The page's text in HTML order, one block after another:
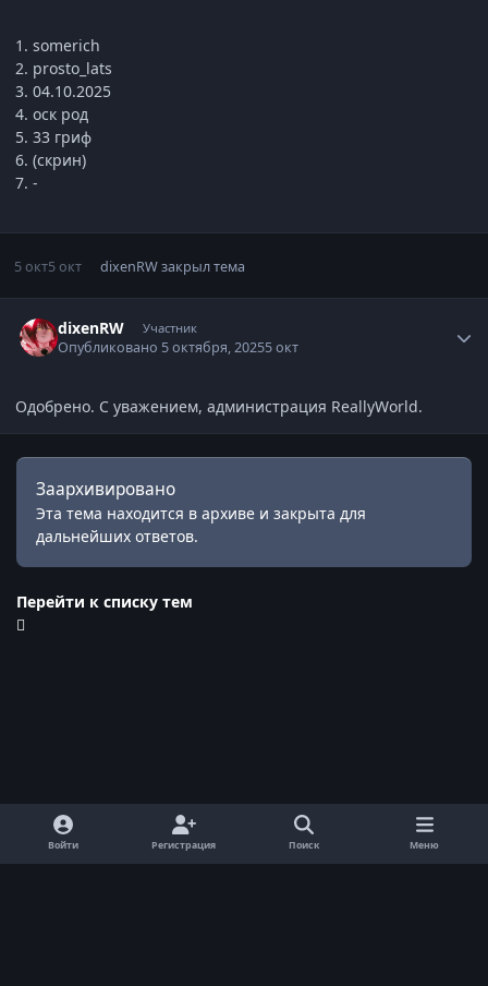
1. somerich
2. prosto_lats
3. 04.10.2025
4. оск род
5. 33 гриф
6. (скрин)
7. -
5 окт5 окт dixenRWзакрыл тема
dixenRW Участник
Опубликовано 5 октября, 20255 окт
Одобрено. С уважением, администрация ReallyWorld.
Заархивировано
Эта тема находится в архиве и закрыта для
дальнейших ответов.
Перейти к списку тем
Войти Регистрация Поиск Меню